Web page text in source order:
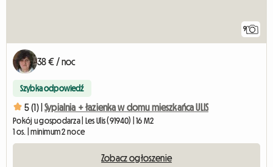
9
38 € / noc
Szybka odpowiedź
5 (1) | Sypialnia + łazienka w domu mieszkańca ULIS
Pokój u gospodarza | Les Ulis (91940) | 16 M2
1 os. | minimum 2 noce
Zobacz ogłoszenie